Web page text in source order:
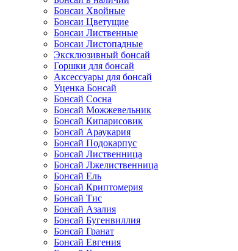
Бонсаи Хвойные
Бонсаи Цветущие
Бонсаи Лиственные
Бонсаи Листопадные
Эксклюзивный бонсай
Горшки для бонсай
Аксессуары для бонсай
Уценка Бонсай
Бонсай Сосна
Бонсай Можжевельник
Бонсай Кипарисовик
Бонсай Араукария
Бонсай Подокарпус
Бонсай Лиственница
Бонсай Лжелиственница
Бонсай Ель
Бонсай Криптомерия
Бонсай Тис
Бонсай Азалия
Бонсай Бугенвиллия
Бонсай Гранат
Бонсай Евгения